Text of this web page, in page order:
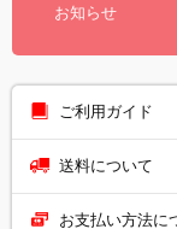
お知らせ
ご利用ガイド
送料について
お支払い方法に